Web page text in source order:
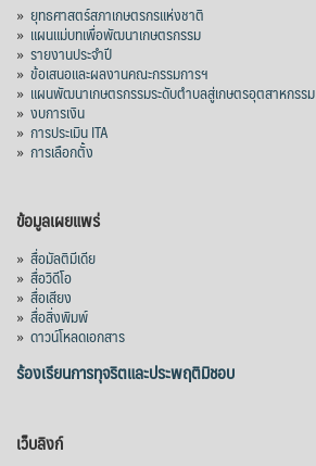
» ยุทธศาสตร์สภาเกษตรกรแห่งชาติ
» แผนแม่บทเพื่อพัฒนาเกษตรกรรม
» รายงานประจำปี
» ข้อเสนอและผลงานคณะกรรมการฯ
» แผนพัฒนาเกษตรกรรมระดับตำบลสู่เกษตรอุตสาหกรรม
» งบการเงิน
» การประเมิน ITA
» การเลือกตั้ง
ข้อมูลเผยแพร่
» สื่อมัลติมีเดีย
» สื่อวิดีโอ
» สื่อเสียง
» สื่อสิ่งพิมพ์
» ดาวน์โหลดเอกสาร
ร้องเรียนการทุจริตและประพฤติมิชอบ
เว็บลิงก์